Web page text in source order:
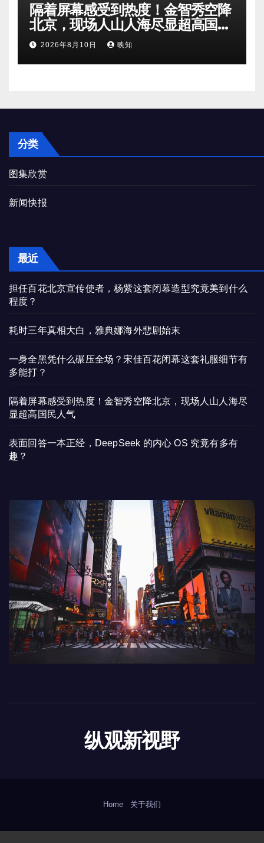
隔着屏幕感受到热度！金智秀空降
北京，现场人山人海尽显超高国民
人气
2026年8月10日 映知
分类
图集欣赏
新闻快报
最近
担任百花北京宣传使者，杨紫这套闭幕造型究竟美到什么
程度？
耗时三年真相大白，雅典娜海外悲剧始末
一身全黑凭什么碾压全场？宋佳百花闭幕这套礼服细节有
多能打？
隔着屏幕感受到热度！金智秀空降北京，现场人山人海尽
显超高国民人气
表面回答一本正经，DeepSeek 的内心 OS 究竟有多有
趣？
纵观新视野
Home 关于我们